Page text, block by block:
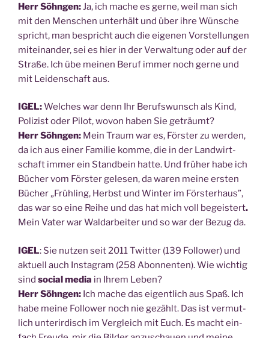
Herr Söhn­gen:Ja, ich mache es ger­ne, weil man sich
mit den Men­schen unter­hält und über ihre Wün­sche
spricht, man bespricht auch die eige­nen Vor­stel­lun­gen
mit­ein­an­der, sei es hier in der Ver­wal­tung oder auf der
Stra­ße. Ich übe mei­nen Beruf immer noch ger­ne und
mit Lei­den­schaft aus.
IGEL:Wel­ches war denn Ihr Berufs­wunsch als Kind,
Poli­zist oder Pilot, wovon haben Sie geträumt?
Herr Söhn­gen: Mein Traum war es, Förs­ter zu wer­den,
da ich aus einer Fami­lie kom­me, die in der Land­wirt­
schaft immer ein Stand­bein hat­te. Und frü­her habe ich
Bücher vom Förs­ter gele­sen, da waren mei­ne ers­ten
Bücher „Früh­ling, Herbst und Win­ter im Förs­t­erhaus”,
das war so eine Rei­he und das hat mich voll begeis­tert.
Mein Vater war Wald­ar­bei­ter und so war der Bezug da.
IGEL: Sie nut­zen seit 2011 Twit­ter (139 Fol­lower) und
aktu­ell auch Insta­gram (258 Abon­nen­ten). Wie wich­tig
sind social media in Ihrem Leben?
Herr Söhn­gen: Ich mache das eigent­lich aus Spaß. Ich
habe mei­ne Fol­lower noch nie gezählt. Das ist ver­mut­
lich unter­ir­disch im Ver­gleich mit Euch. Es macht ein­